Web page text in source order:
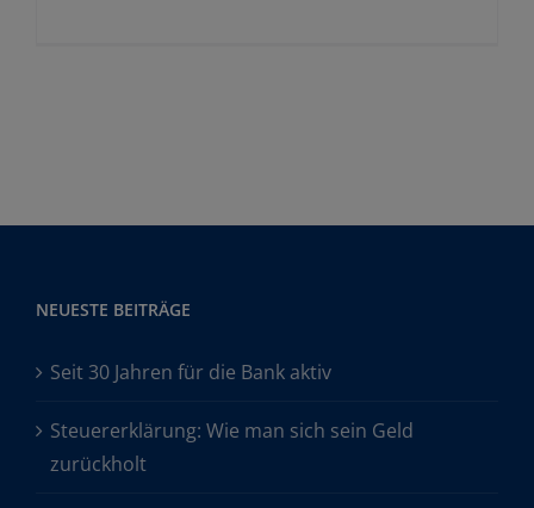
NEUESTE BEITRÄGE
Seit 30 Jahren für die Bank aktiv
Steuererklärung: Wie man sich sein Geld
zurückholt